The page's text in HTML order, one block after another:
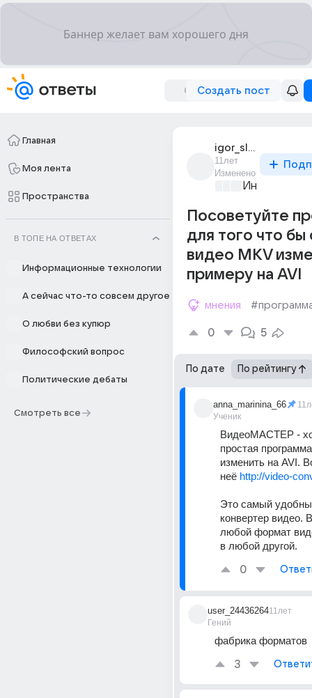
Создать пост
Главная
Моя лента
Пространства
В ТОПЕ НА ОТВЕТАХ
Информационные технологии
А сейчас что-то совсем другое
О любви без купюр
Философский вопрос
Политические дебаты
Смотреть все
igor_slem_2
11лет
Изменено
Посоветуйте
для того что
видео MKV
примеру на AVI
мнения
0 5
По дате По рейтингу
anna_marinina_66
Ученик
ВидеоМАСТЕР -
простая
изменить на AVI.
неё http://video-
Это самый
конвертер видео.
любой формат
в любой другой.
0
user_24436264
Гений
11лет
фабрика форматов
3